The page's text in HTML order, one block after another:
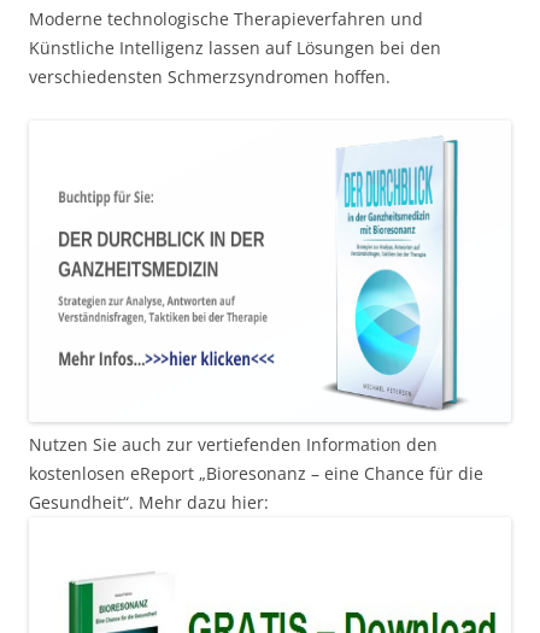
Moderne technologische Therapieverfahren und
Künstliche Intelligenz lassen auf Lösungen bei den
verschiedensten Schmerzsyndromen hoffen.
Nutzen Sie auch zur vertiefenden Information den
kostenlosen eReport „Bioresonanz – eine Chance für die
Gesundheit“. Mehr dazu hier: